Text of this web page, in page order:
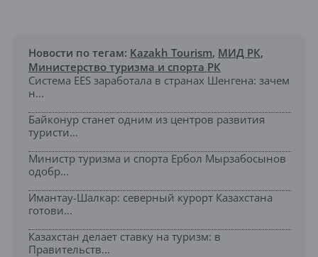
Новости по тегам: Kazakh Tourism, МИД РК,
Министерство туризма и спорта РК
Система EES заработала в странах Шенгена: зачем
н...
Байконур станет одним из центров развития
туристи...
Министр туризма и спорта Ербол Мырзабосынов
одобр...
Имантау-Шалкар: северный курорт Казахстана
готови...
Казахстан делает ставку на туризм: в
Правительств...